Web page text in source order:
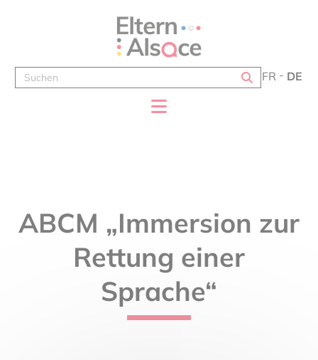
FR DE
ABCM „Immersion zur
Rettung einer
Sprache“